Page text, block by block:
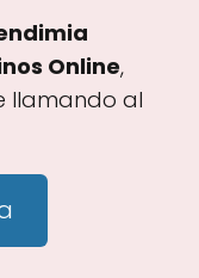
Online,
llamando al